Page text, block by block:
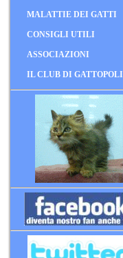
MALATTIE DEI GATTI
CONSIGLI UTILI
ASSOCIAZIONI
IL CLUB DI GATTOPOLI